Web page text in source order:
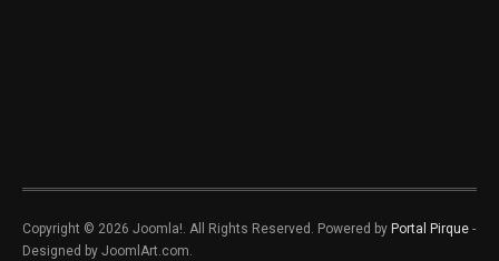
Copyright © 2026 Joomla!. All Rights Reserved. Powered by Portal Pirque -
Designed by JoomlArt.com.